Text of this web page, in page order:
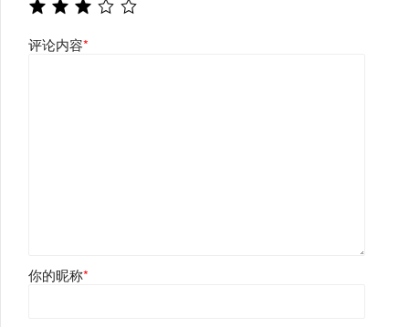
评论内容*
你的昵称*